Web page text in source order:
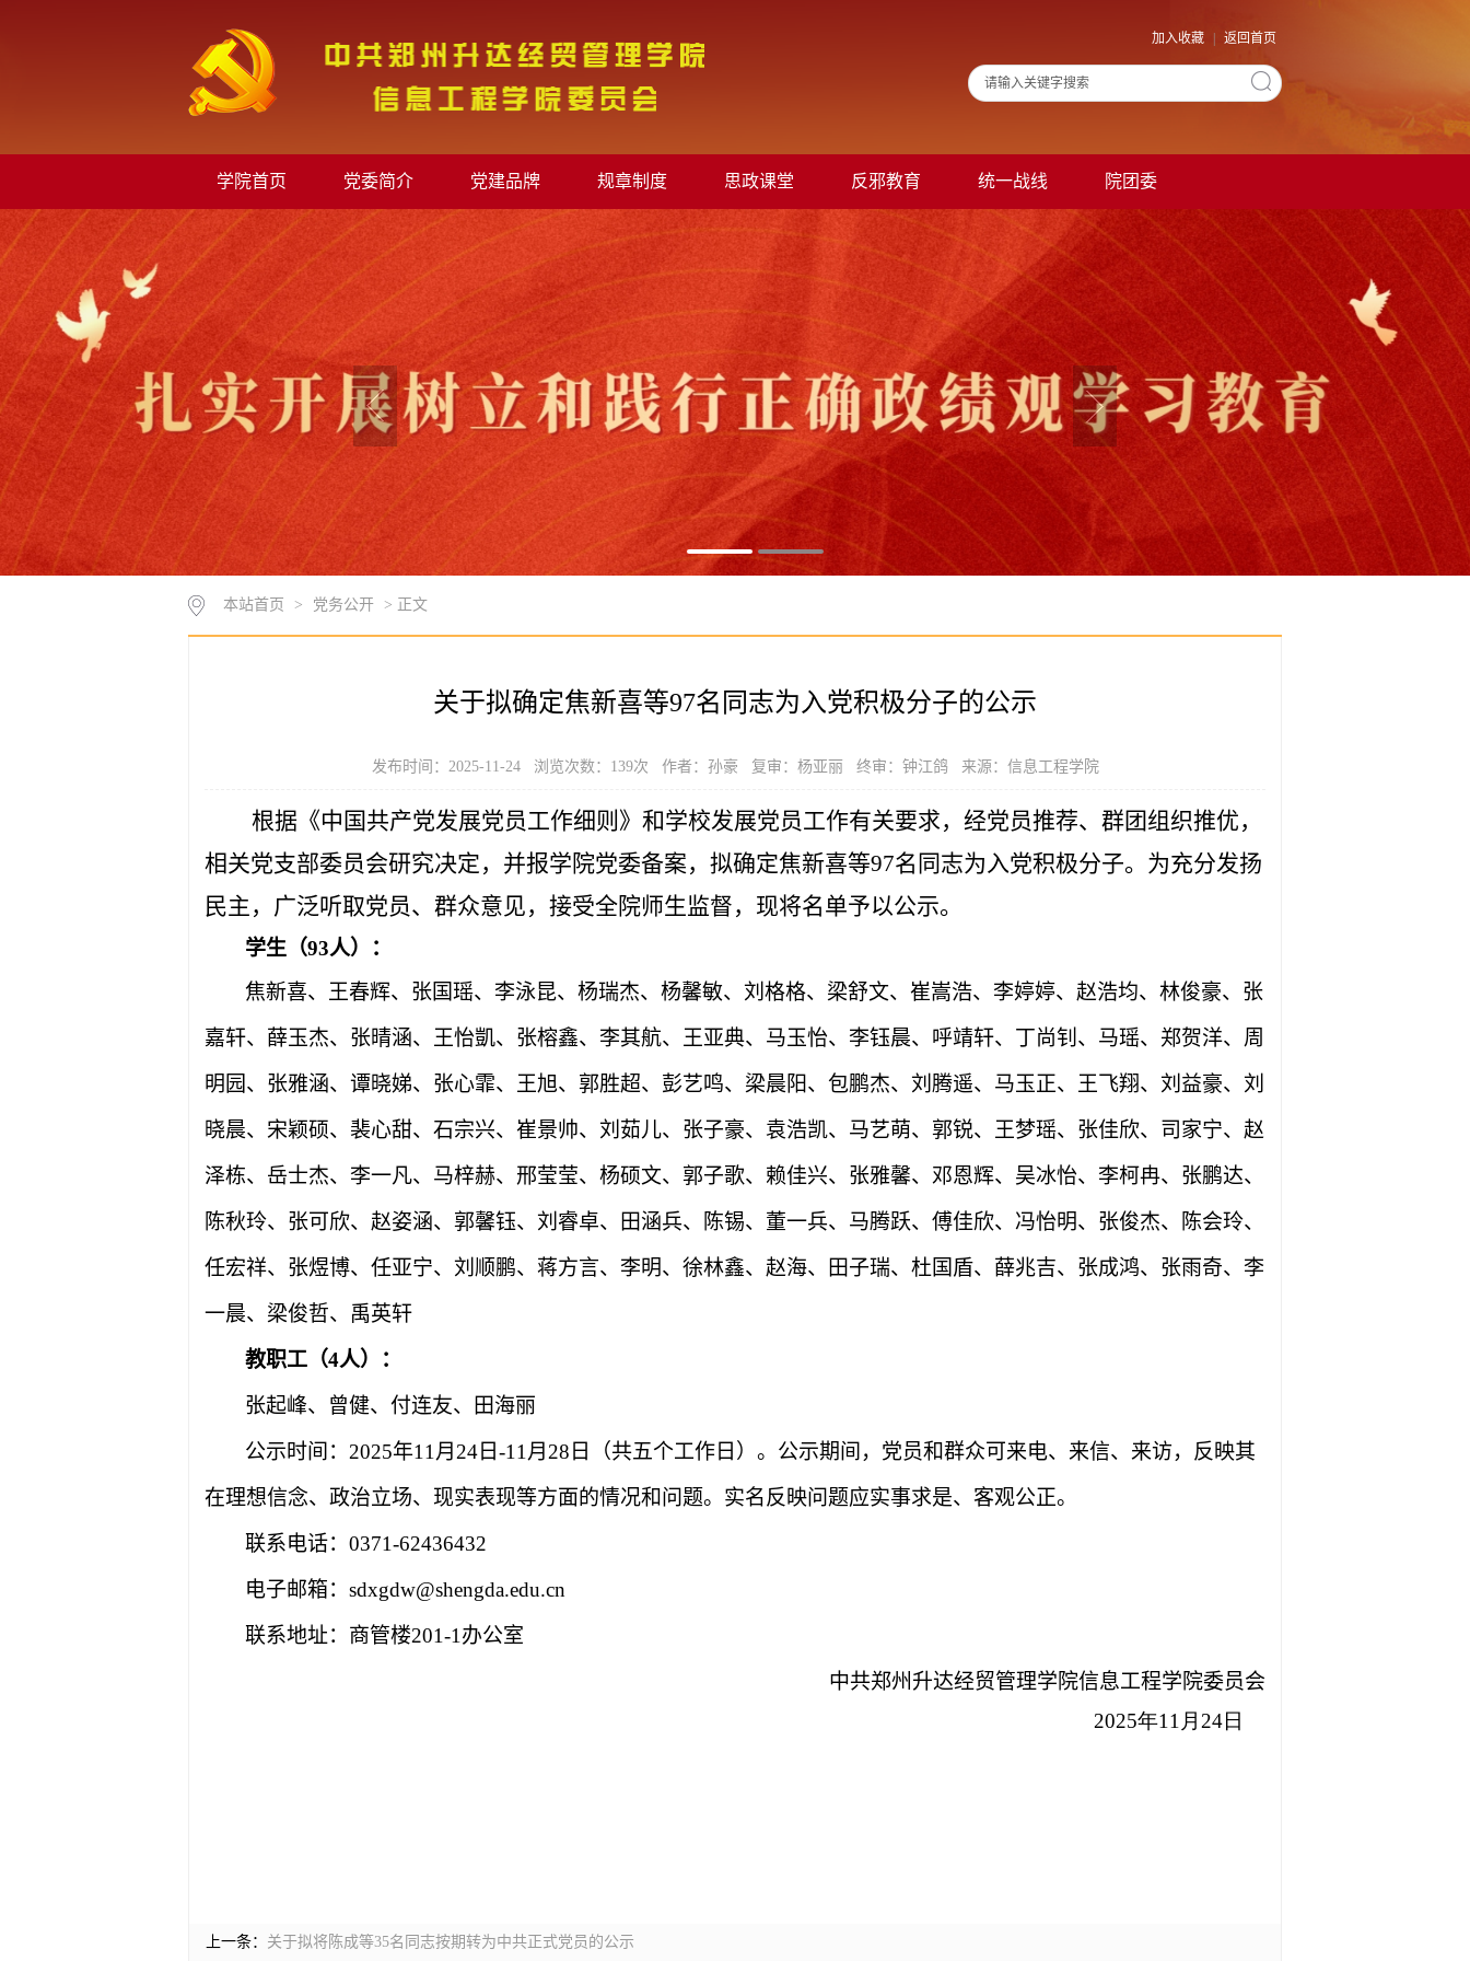
加入收藏 返回首页
学院首页 党委简介 党建品牌 规章制度 思政课堂 反邪教育 统一战线 院团委
本站首页 > 党务公开 > 正文
关于拟确定焦新喜等97名同志为入党积极分子的公示
发布时间：2025-11-24 浏览次数： 139次 作者：孙豪 复审：杨亚丽 终审：钟江鸽 来源：信息工程学院
根据《中国共产党发展党员工作细则》和学校发展党员工作有关要求，经党员推荐、群团组织推优，
相关党支部委员会研究决定，并报学院党委备案，拟确定焦新喜等97名同志为入党积极分子。为充分发扬
民主，广泛听取党员、群众意见，接受全院师生监督，现将名单予以公示。
学生（93人）：
焦新喜、王春辉、张国瑶、李泳昆、杨瑞杰、杨馨敏、刘格格、梁舒文、崔嵩浩、李婷婷、赵浩均、林俊豪、张
嘉轩、薛玉杰、张晴涵、王怡凱、张榕鑫、李其航、王亚典、马玉怡、李钰晨、呼靖轩、丁尚钊、马瑶、郑贺洋、周
明园、张雅涵、谭晓娣、张心霏、王旭、郭胜超、彭艺鸣、梁晨阳、包鹏杰、刘腾遥、马玉正、王飞翔、刘益豪、刘
晓晨、宋颖硕、裴心甜、石宗兴、崔景帅、刘茹儿、张子豪、袁浩凯、马艺萌、郭锐、王梦瑶、张佳欣、司家宁、赵
泽栋、岳士杰、李一凡、马梓赫、邢莹莹、杨硕文、郭子歌、赖佳兴、张雅馨、邓恩辉、吴冰怡、李柯冉、张鹏达、
陈秋玲、张可欣、赵姿涵、郭馨钰、刘睿卓、田涵兵、陈锡、董一兵、马腾跃、傅佳欣、冯怡明、张俊杰、陈会玲、
任宏祥、张煜博、任亚宁、刘顺鹏、蒋方言、李明、徐林鑫、赵海、田子瑞、杜国盾、薛兆吉、张成鸿、张雨奇、李
一晨、梁俊哲、禹英轩
教职工（4人）：
张起峰、曾健、付连友、田海丽
公示时间： 2025年11 月 24日-11 月 28 日（共五个工作日）。公示期间，党员和群众可来电、来信、来访，反映其
在理想信念、政治立场、现实表现等方面的情况和问题。实名反映问题应实事求是、客观公正。
联系电话： 0371-62436432
电子邮箱： sdxgdw@shengda.edu.cn
联系地址：商管楼201-1 办公室
中共郑州升达经贸管理学院信息工程学院委员会
2025年11 月 24日
上一条： 关于拟将陈成等35名同志按期转为中共正式党员的公示